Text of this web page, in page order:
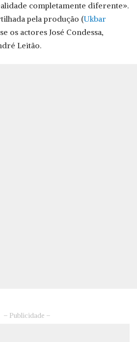
completamente diferente».
pela produção (Ukbar
os actores José Condessa,
Leitão.
– Publicidade –